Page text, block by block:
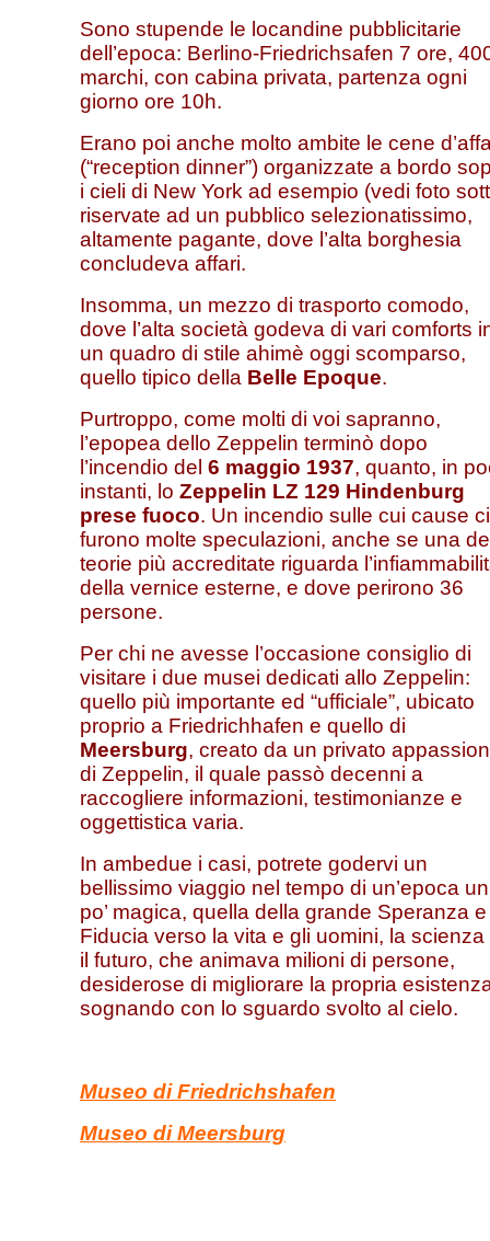
Sono stupende le locandine pubblicitarie
dell’epoca: Berlino-Friedrichsafen 7 ore,
marchi, con cabina privata, partenza ogni
giorno ore 10h.
Erano poi anche molto ambite le cene
(“reception dinner”) organizzate a bordo
i cieli di New York ad esempio (vedi foto
riservate ad un pubblico selezionatissimo,
altamente pagante, dove l’alta borghesia
concludeva affari.
Insomma, un mezzo di trasporto comodo,
dove l’alta società godeva di vari comforts
un quadro di stile ahimè oggi scomparso,
quello tipico della Belle Epoque.
Purtroppo, come molti di voi sapranno,
l’epopea dello Zeppelin terminò dopo
l’incendio del 6 maggio 1937, quanto, in
instanti, lo Zeppelin LZ 129 Hindenburg
prese fuoco. Un incendio sulle cui cause ci
furono molte speculazioni, anche se una
teorie più accreditate riguarda
della vernice esterne, e dove perirono 36
persone.
Per chi ne avesse l’occasione consiglio di
visitare i due musei dedicati allo Zeppelin:
quello più importante ed “ufficiale”, ubicato
proprio a Friedrichhafen e quello di
Meersburg, creato da un privato
di Zeppelin, il quale passò decenni a
raccogliere informazioni, testimonianze e
oggettistica varia.
In ambedue i casi, potrete godervi un
bellissimo viaggio nel tempo di un’epoca un
po’ magica, quella della grande Speranza e
Fiducia verso la vita e gli uomini, la scienza
il futuro, che animava milioni di persone,
desiderose di migliorare la propria
sognando con lo sguardo svolto al cielo.
Museo di Friedrichshafen
Museo di Meersburg